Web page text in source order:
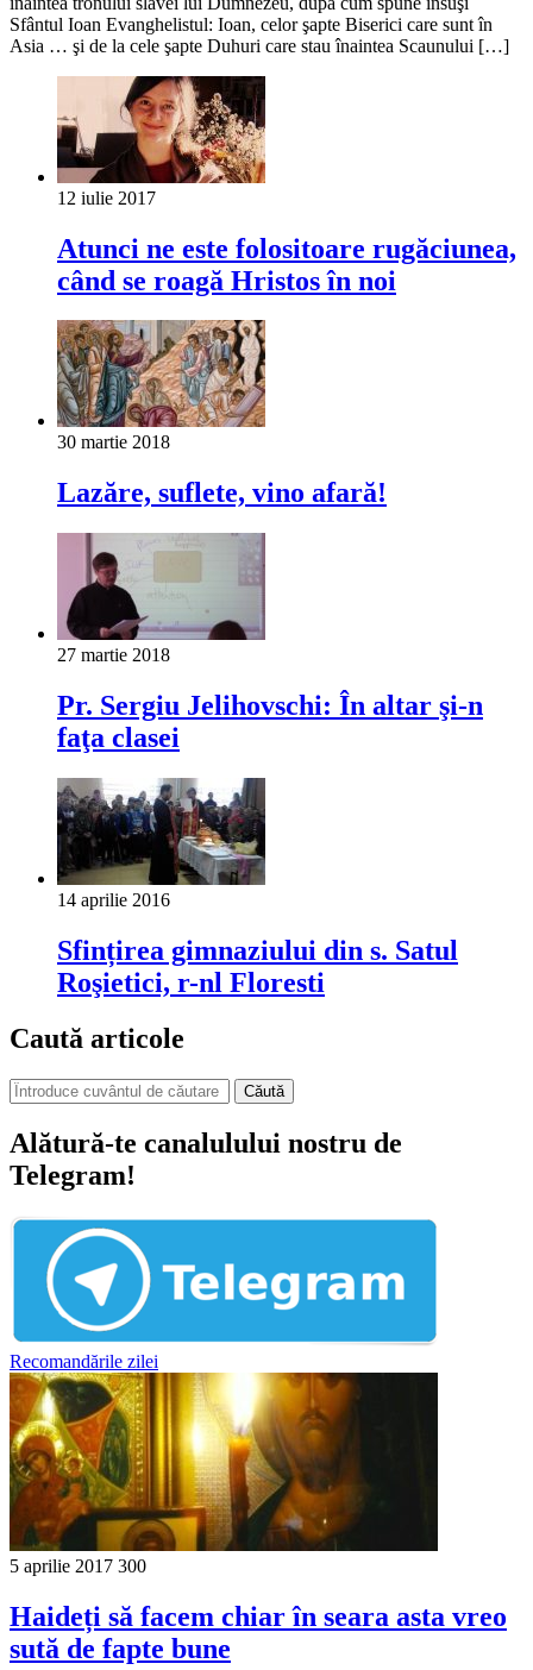
Sfântul Ioan Evanghelistul: Ioan, celor şapte Biserici care sunt în
Asia … şi de la cele şapte Duhuri care stau înaintea Scaunului […]
12 iulie 2017
Atunci ne este folositoare rugăciunea,
când se roagă Hristos în noi
30 martie 2018
Lazăre, suflete, vino afară!
27 martie 2018
Pr. Sergiu Jelihovschi: În altar şi-n
faţa clasei
14 aprilie 2016
Sfințirea gimnaziului din s. Satul
Roşietici, r-nl Floresti
Caută articole
Căută
Alătură-te canalulului nostru de
Telegram!
Recomandările zilei
5 aprilie 2017 300
Haideți să facem chiar în seara asta vreo
sută de fapte bune